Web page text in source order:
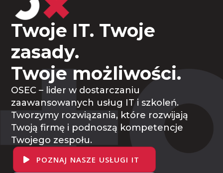
Twoje IT. Twoje
zasady.
Twoje możliwości.
OSEC – lider w dostarczaniu
zaawansowanych usług IT i szkoleń.
Tworzymy rozwiązania, które rozwijają
Twoją firmę i podnoszą kompetencje
Twojego zespołu.
POZNAJ NASZE USŁUGI IT